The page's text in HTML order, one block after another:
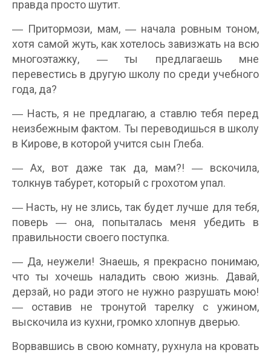
правда просто шутит.
― Притормози, мам, ― начала ровным тоном,
хотя самой жуть, как хотелось завизжать на всю
многоэтажку, ― ты предлагаешь мне
перевестись в другую школу по среди учебного
года, да?
― Насть, я не предлагаю, а ставлю тебя перед
неизбежным фактом. Ты переводишься в школу
в Кирове, в которой учится сын Глеба.
― Ах, вот даже так да, мам?! ― вскочила,
толкнув табурет, который с грохотом упал.
― Насть, ну не злись, так будет лучше для тебя,
поверь ― она, попыталась меня убедить в
правильности своего поступка.
― Да, неужели! Знаешь, я прекрасно понимаю,
что ты хочешь наладить свою жизнь. Давай,
дерзай, но ради этого не нужно разрушать мою!
― оставив не тронутой тарелку с ужином,
выскочила из кухни, громко хлопнув дверью.
Ворвавшись в свою комнату, рухнула на кровать